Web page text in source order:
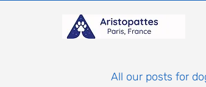
All our posts for